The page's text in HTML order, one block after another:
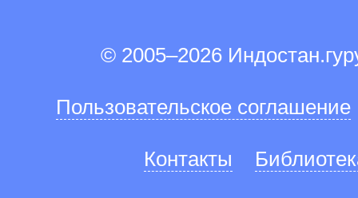
© 2005–2026
Пользовательское соглашение
Контакты